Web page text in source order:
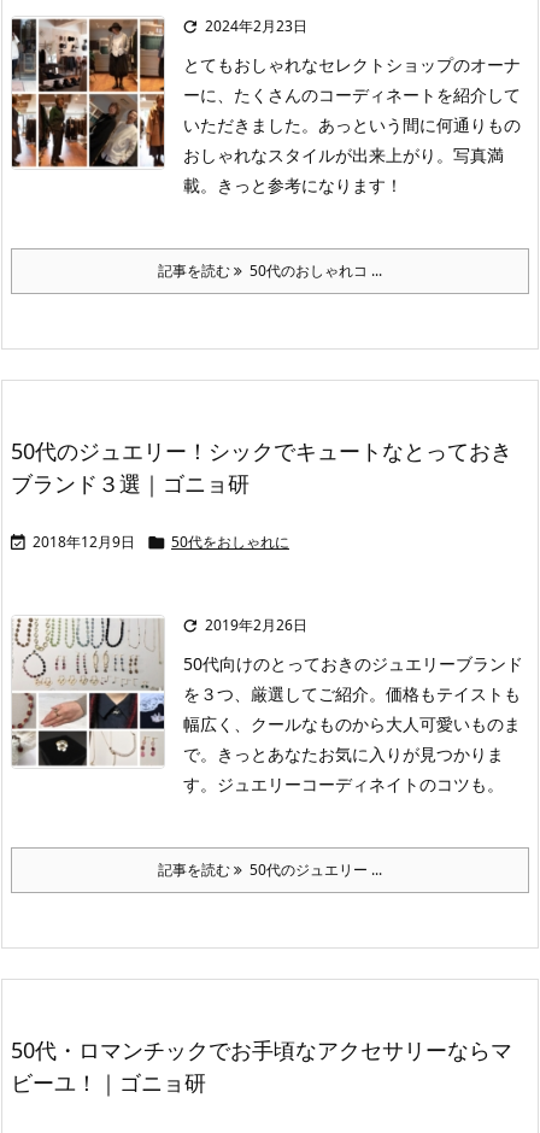
 2024年2月23日
とてもおしゃれなセレクトショップのオーナ
ーに、たくさんのコーディネートを紹介して
いただきました。あっという間に何通りもの
おしゃれなスタイルが出来上がり。写真満
載。きっと参考になります！
記事を読む 50代のおしゃれコ ...
50代のジュエリー！シックでキュートなとっておき
ブランド３選｜ゴニョ研
 2018年12月9日  50代をおしゃれに
 2019年2月26日
50代向けのとっておきのジュエリーブランド
を３つ、厳選してご紹介。価格もテイストも
幅広く、クールなものから大人可愛いものま
で。きっとあなたお気に入りが見つかりま
す。ジュエリーコーディネイトのコツも。
記事を読む 50代のジュエリー ...
50代・ロマンチックでお手頃なアクセサリーならマ
ビーユ！｜ゴニョ研